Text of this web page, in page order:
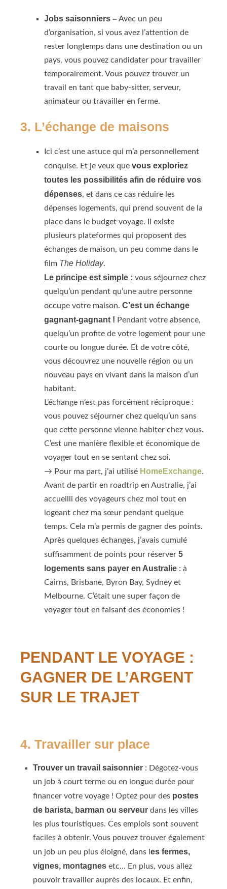
Jobs saisonniers –Avec un peu
d’organisation, si vous avez l’attention de
rester longtemps dans une destination ou un
pays, vous pouvez candidater pour travailler
temporairement. Vous pouvez trouver un
travail en tant que baby-sitter, serveur,
animateur ou travailler en ferme.
3. L’échange de maisons
Ici c’est une astuce qui m’a personnellement
conquise. Et je veux que vous exploriez
toutes les possibilités afin de réduire vos
dépenses, et dans ce cas réduire les
dépenses logements, qui prend souvent de la
place dans le budget voyage. Il existe
plusieurs plateformes qui proposent des
échanges de maison, un peu comme dans le
film The Holiday.
Le principe est simple : vous séjournez chez
quelqu’un pendant qu’une autre personne
occupe votre maison. C’est un échange
gagnant-gagnant ! Pendant votre absence,
quelqu’un profite de votre logement pour une
courte ou longue durée. Et de votre côté,
vous découvrez une nouvelle région ou un
nouveau pays en vivant dans la maison d’un
habitant.
L’échange n’est pas forcément réciproque :
vous pouvez séjourner chez quelqu’un sans
que cette personne vienne habiter chez vous.
C’est une manière flexible et économique de
voyager tout en se sentant chez soi.
→ Pour ma part, j’ai utilisé HomeExchange.
Avant de partir en roadtrip en Australie, j’ai
accueilli des voyageurs chez moi tout en
logeant chez ma sœur pendant quelque
temps. Cela m’a permis de gagner des points.
Après quelques échanges, j’avais cumulé
suffisamment de points pour réserver 5
logements sans payer en Australie : à
Cairns, Brisbane, Byron Bay, Sydney et
Melbourne. C’était une super façon de
voyager tout en faisant des économies !
PENDANT LE VOYAGE :
GAGNER DE L’ARGENT
SUR LE TRAJET
4. Travailler sur place
Trouver un travail saisonnier : Dégotez-vous
un job à court terme ou en longue durée pour
financer votre voyage ! Optez pour des postes
de barista, barman ou serveur dans les villes
les plus touristiques. Ces emplois sont souvent
faciles à obtenir. Vous pouvez trouver également
un job un peu plus éloigné, dans l es fermes,
vignes, montagnes etc… En plus, vous allez
pouvoir travailler auprès des locaux. Et enfin,